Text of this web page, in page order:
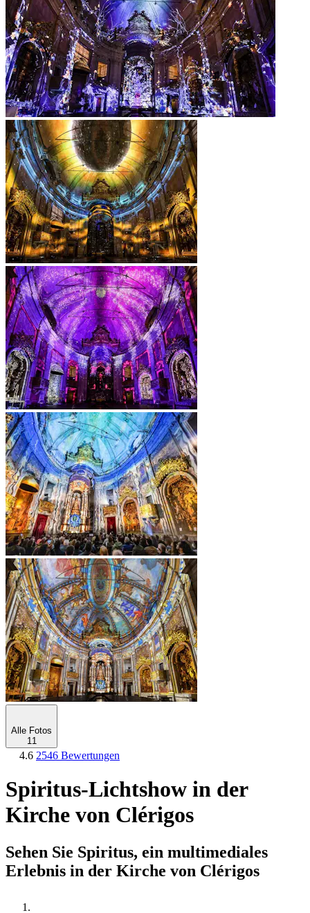
Alle Fotos
11
4.6 2546 Bewertungen
Spiritus-Lichtshow in der
Kirche von Clérigos
Sehen Sie Spiritus, ein multimediales
Erlebnis in der Kirche von Clérigos